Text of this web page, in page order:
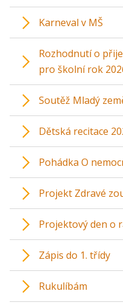
Karneval v MŠ
Rozhodnutí o
pro školní rok
Soutěž Mladý
Dětská recitace
Pohádka O
Projekt Zdravé
Projektový den o
Zápis do 1. třídy
Rukulíbám